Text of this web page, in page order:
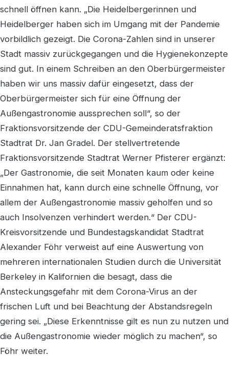
schnell öffnen kann. „Die Heidelbergerinnen und
Heidelberger haben sich im Umgang mit der Pandemie
vorbildlich gezeigt. Die Corona-Zahlen sind in unserer
Stadt massiv zurückgegangen und die Hygienekonzepte
sind gut. In einem Schreiben an den Oberbürgermeister
haben wir uns massiv dafür eingesetzt, dass der
Oberbürgermeister sich für eine Öffnung der
Außengastronomie aussprechen soll“, so der
Fraktionsvorsitzende der CDU-Gemeinderatsfraktion
Stadtrat Dr. Jan Gradel. Der stellvertretende
Fraktionsvorsitzende Stadtrat Werner Pfisterer ergänzt:
„Der Gastronomie, die seit Monaten kaum oder keine
Einnahmen hat, kann durch eine schnelle Öffnung, vor
allem der Außengastronomie massiv geholfen und so
auch Insolvenzen verhindert werden.“ Der CDU-
Kreisvorsitzende und Bundestagskandidat Stadtrat
Alexander Föhr verweist auf eine Auswertung von
mehreren internationalen Studien durch die Universität
Berkeley in Kalifornien die besagt, dass die
Ansteckungsgefahr mit dem Corona-Virus an der
frischen Luft und bei Beachtung der Abstandsregeln
gering sei. „Diese Erkenntnisse gilt es nun zu nutzen und
die Außengastronomie wieder möglich zu machen“, so
Föhr weiter.